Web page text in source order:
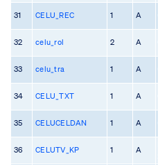
31 CELU_REC 1 A
32 celu_rol 2 A
33 celu_tra 1 A
34 CELU_TXT 1 A
35 CELUCELDAN 1 A
36 CELUTV_KP 1 A